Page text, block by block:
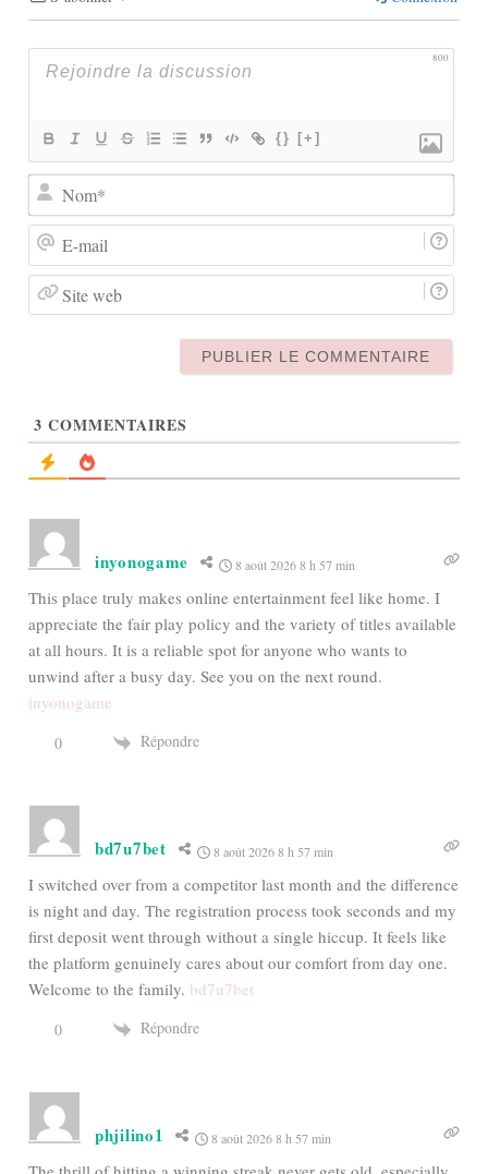
800
{} [+]
3 COMMENTAIRES
inyonogame 8 août 2026 8 h 57 min
This place truly makes online entertainment feel like home. I
appreciate the fair play policy and the variety of titles available
at all hours. It is a reliable spot for anyone who wants to
unwind after a busy day. See you on the next round.
inyonogame
0 Répondre
bd7u7bet 8 août 2026 8 h 57 min
I switched over from a competitor last month and the difference
is night and day. The registration process took seconds and my
first deposit went through without a single hiccup. It feels like
the platform genuinely cares about our comfort from day one.
Welcome to the family. bd7u7bet
0 Répondre
phjilino1 8 août 2026 8 h 57 min